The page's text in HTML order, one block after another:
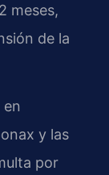
meses,
de la
y las
por